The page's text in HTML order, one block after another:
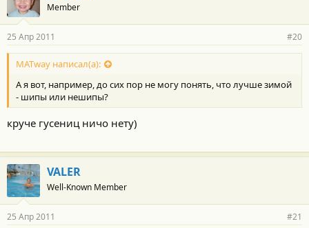
Member
25 Апр 2011 #20
MATway написал(а):
А я вот, например, до сих пор не могу понять, что лучше зимой
- шипы или нешипы?
круче гусениц ничо нету)
VALER
Well-Known Member
25 Апр 2011 #21